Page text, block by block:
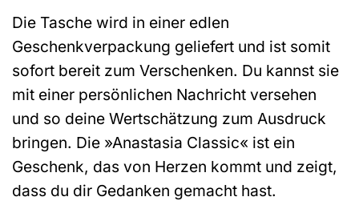
Die Tasche wird in einer edlen
Geschenkverpackung geliefert und ist somit
sofort bereit zum Verschenken. Du kannst sie
mit einer persönlichen Nachricht versehen
und so deine Wertschätzung zum Ausdruck
bringen. Die »Anastasia Classic« ist ein
Geschenk, das von Herzen kommt und zeigt,
dass du dir Gedanken gemacht hast.